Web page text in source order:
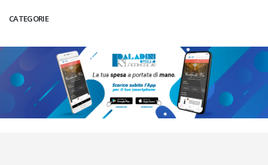
CATEGORIE